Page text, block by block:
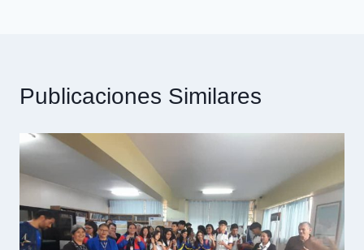
Publicaciones Similares